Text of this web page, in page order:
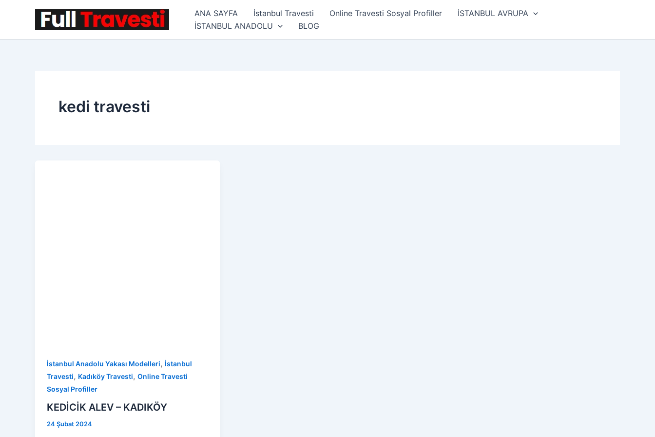
ANA SAYFA İstanbul Travesti Online Travesti Sosyal Profiller
İSTANBUL AVRUPA
İSTANBUL ANADOLU
BLOG
kedi travesti
İstanbul Anadolu Yakası Modelleri, İstanbul
Travesti, Kadıköy Travesti, Online Travesti
Sosyal Profiller
KEDİCİK ALEV – KADIKÖY
24 Şubat 2024